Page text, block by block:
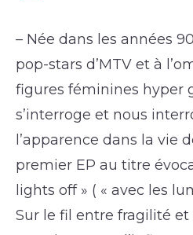
– Née dans les années
pop-stars d’MTV et à
figures féminines hyper
s’interroge et nous
l’apparence dans la vie
premier EP au titre
lights off » ( « avec les
Sur le fil entre fragilité et